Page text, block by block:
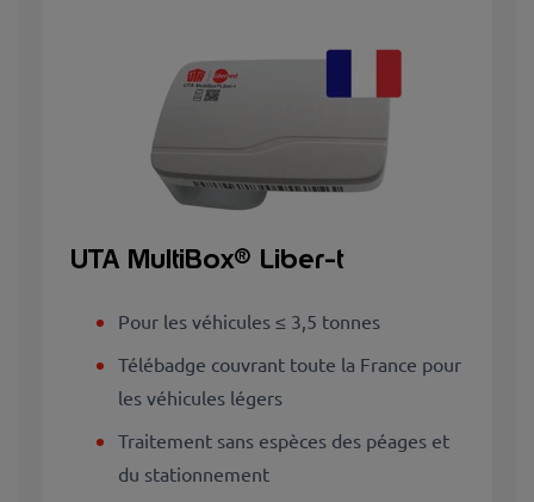
UTA MultiBox® Liber-t
Pour les véhicules ≤ 3,5 tonnes
Télébadge couvrant toute la France pour
les véhicules légers
Traitement sans espèces des péages et
du stationnement